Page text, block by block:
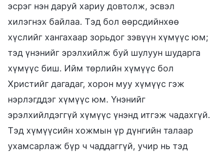
эсрэг нэн даруй хариу довтолж, эсвэл
хилэгнэх байлаа. Тэд бол өөрсдийнхөө
хүслийг хангахаар зорьдог зэвүүн хүмүүс юм;
тэд үнэнийг эрэлхийлж буй шулуун шударга
хүмүүс биш. Ийм төрлийн хүмүүс бол
Христийг дагадаг, хорон муу хүмүүс гэж
нэрлэгддэг хүмүүс юм. Үнэнийг
эрэлхийлдэггүй хүмүүс үнэнд итгэж чадахгүй.
Тэд хүмүүсийн хожмын үр дүнгийн талаар
ухамсарлаж бүр ч чаддаггүй, учир нь тэд